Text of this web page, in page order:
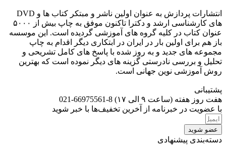
انتشارات پردازش به عنوان اولین ناشر و مبتکر کتاب ها و DVD
های کارشناسی ارشد و دکترا تاکنون موفق به چاپ بیش از ۵۰۰۰
عنوان کتاب در کلیه گروه های آموزشی گردیده است. این موسسه
باز هم برای اولین بار در ایران در ابتکاری دیگر اقدام به چاپ
مجموعه های جدید و به روز شده با پاسخ های کامل تشریحی و
تحلیل و بررسی نادرستی گزینه های دیگر نموده است که بهترین
روش آموزشی نوین جهانی است.
پشتیبانی
هفت روز هفته (ساعت ۹ الی ۱۷) 8-66975561-021
با عضویت در خبرنامه از آخرین تخفیف‌ها با خبر شوید
عضو شوید
دسته‌بندی پیشنهادی